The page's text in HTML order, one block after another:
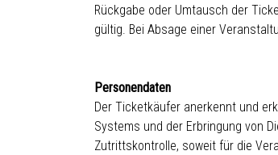
Rückgabe oder Umtausch der
gültig. Bei Absage einer
Personendaten
Der Ticketkäufer anerkennt und
Systems und der Erbringung von
Zutrittskontrolle, soweit für die